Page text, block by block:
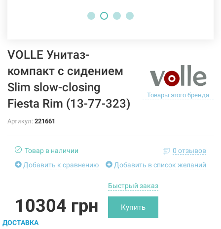
VOLLE Унитаз-
компакт с сидением
Slim slow-closing
Fiesta Rim (13-77-323)
Товары этого бренда
Артикул: 221661
Товар в наличии
0 отзывов
Добавить к сравнению
Добавить в список желаний
10304 грн Купить
Быстрый заказ
ДОСТАВКА